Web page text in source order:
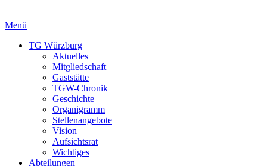
Menü
TG Würzburg
Aktuelles
Mitgliedschaft
Gaststätte
TGW-Chronik
Geschichte
Organigramm
Stellenangebote
Vision
Aufsichtsrat
Wichtiges
Abteilungen